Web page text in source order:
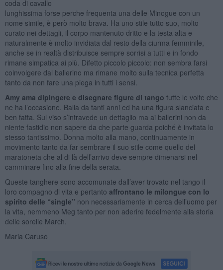
coda di cavallo
lunghissima forse perche frequenta una delle Minogue con un
nome simile, è però molto brava. Ha uno stile tutto suo, molto
curato nei dettagli, il corpo mantenuto dritto e la testa alta e
naturalmente è molto invidiata dal resto della ciurma femminile,
anche se in realtà distribuisce sempre sorrisi a tutti e in fondo
rimane simpatica ai più. Difetto piccolo piccolo: non sembra farsi
coinvolgere dal ballerino ma rimane molto sulla tecnica perfetta
tanto da non fare una piega in tutti i sensi.
Amy ama dipingere e disegnare figure di tango tutte le volte che
ne ha l’occasione. Balla da tanti anni ed ha una figura slanciata e
ben fatta. Sul viso s’intravede un dettaglio ma ai ballerini non da
niente fastidio non sapere da che parte guarda poiché è invitata lo
stesso tantissimo. Donna molto alla mano, continuamente in
movimento tanto da far sembrare il suo stile come quello del
maratoneta che al di là dell’arrivo deve sempre dimenarsi nel
camminare fino alla fine della serata.
Queste tanghere sono accomunate dall’aver trovato nel tango il
loro compagno di vita e pertanto affrontano le milongue con lo
spirito delle “single” non necessariamente in cerca dell’uomo per
la vita, nemmeno Meg tanto per non aderire fedelmente alla storia
delle sorelle March.
Maria Caruso